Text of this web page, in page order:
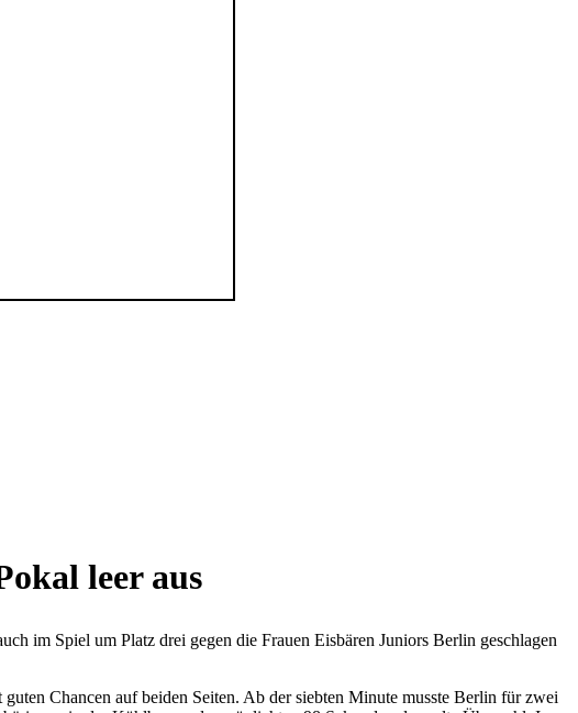
leer aus
im Spiel um Platz drei gegen die Frauen Eisbären Juniors Berlin geschlagen
Chancen auf beiden Seiten. Ab der siebten Minute musste Berlin für zwei